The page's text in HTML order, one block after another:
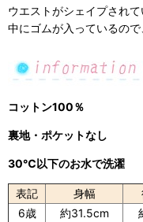
ウエストがシェイプされ
中にゴムが入っているので
コットン100％
裏地・ポケットなし
30℃以下のお水で洗濯
表記 身幅
6歳
約31.5cm